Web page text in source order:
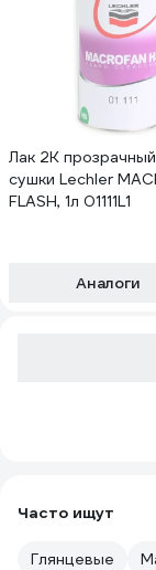
Лак 2К
сушки Lechler
FLASH, 1л 01111L1
Аналоги
Часто ищут
Глянцевые